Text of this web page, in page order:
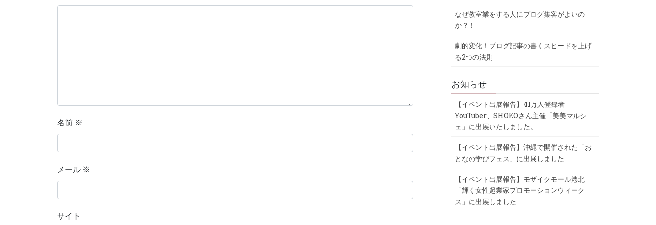
名前 ※
メール ※
サイト
なぜ教室業をする人にブログ集客がよいの
か？！
劇的変化！ブログ記事の書くスピードを上げ
る2つの法則
お知らせ
【イベント出展報告】41万人登録者
YouTuber、SHOKOさん主催「美美マルシ
ェ」に出展いたしました。
【イベント出展報告】沖縄で開催された「お
となの学びフェス」に出展しました
【イベント出展報告】モザイクモール港北
「輝く女性起業家プロモーションウィーク
ス」に出展しました